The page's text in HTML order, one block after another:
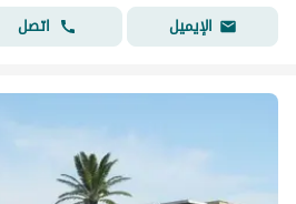
الإيميل
اتصل